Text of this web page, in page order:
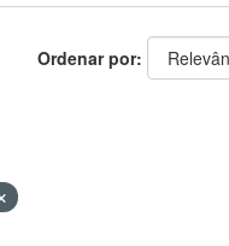
Ordenar por